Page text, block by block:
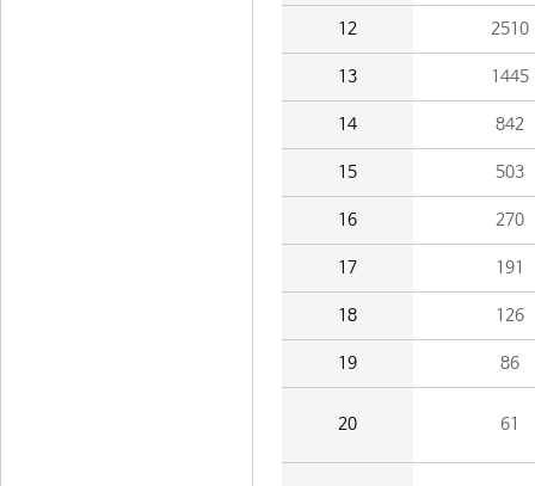
12 2510
13 1445
14 842
15 503
16 270
17 191
18 126
19 86
20 61